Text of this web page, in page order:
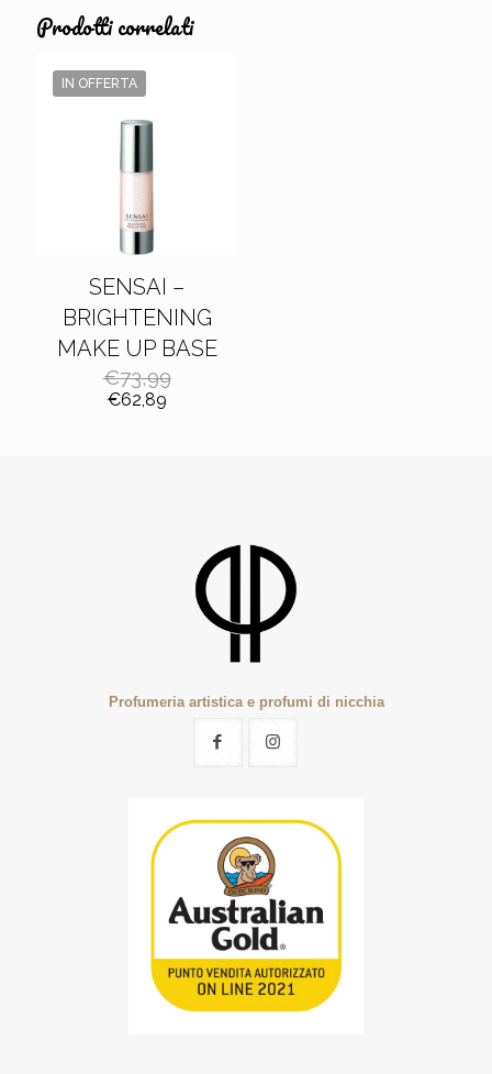
Prodotti correlati
IN OFFERTA
SENSAI –
BRIGHTENING
MAKE UP BASE
€73,99
Il
€62,89Il
Profumeria artistica e profumi di nicchia